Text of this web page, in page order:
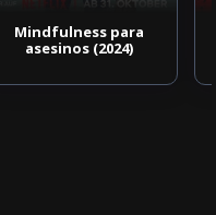
Mindfulness para
asesinos (2024)